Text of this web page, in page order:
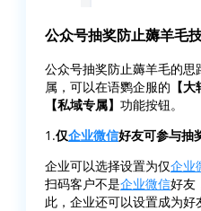
公众号抽奖防止薅羊毛
公众号抽奖防止薅羊毛的
属，可以在语鹦企服的 【
【私域专属】 功能按钮。
1.仅企业微信好友可参与抽
企业可以选择设置为仅企业
扫码客户不是企业微信好友
此，企业还可以设置成为好